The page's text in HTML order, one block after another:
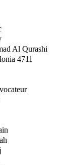
Al Qurashi
4711